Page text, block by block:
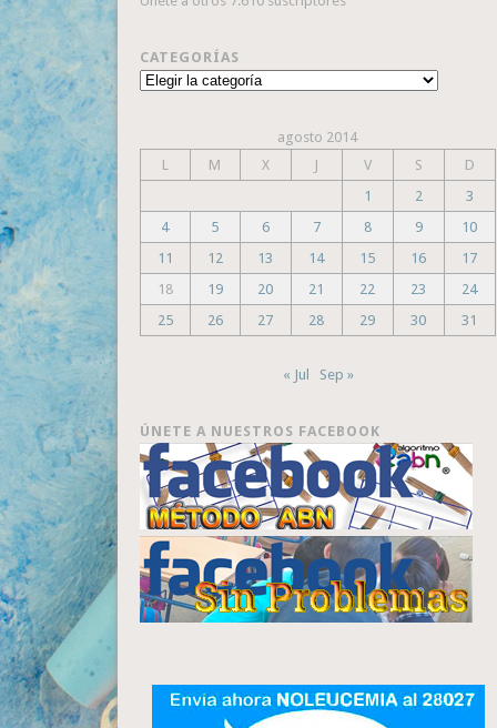
CATEGORÍAS
Categorías
agosto 2014
L
M X J V S
D
1
2
3
4
5 6 7 8 9
10
11
12 13 14 15 16
17
18
19 20 21 22 23
24
25
26 27 28 29 30 31
« Jul Sep »
ÚNETE A NUESTROS FACEBOOK